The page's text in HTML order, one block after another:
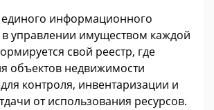
информационного
в управлении имуществом каждой
свой реестр, где
объектов недвижимости
контроля, инвентаризации и
от использования ресурсов.